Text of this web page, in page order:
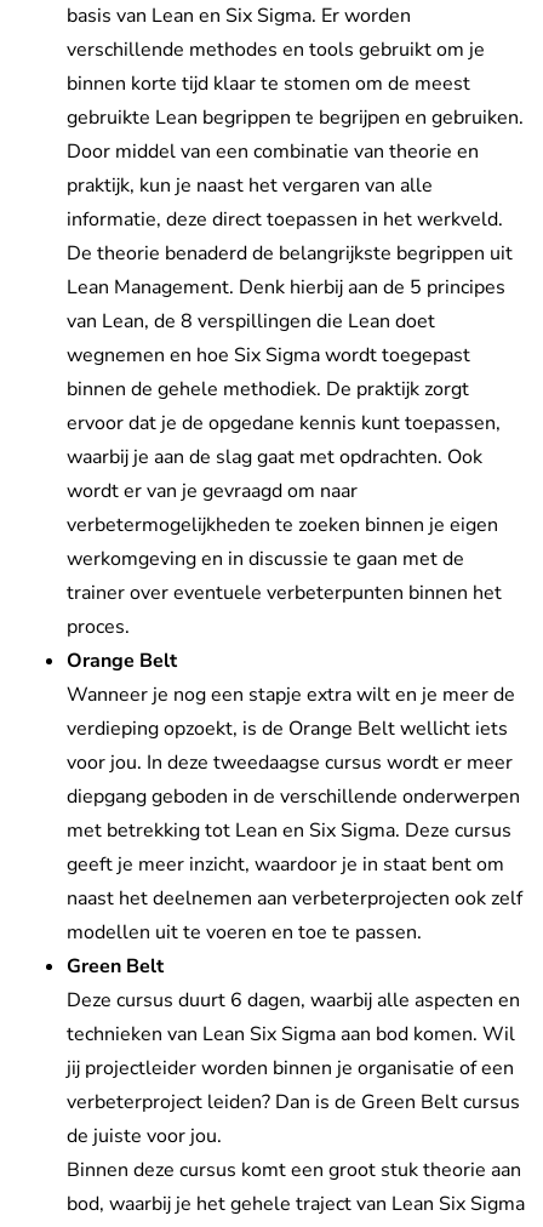
basis van Lean en Six Sigma. Er worden
verschillende methodes en tools gebruikt om je
binnen korte tijd klaar te stomen om de meest
gebruikte Lean begrippen te begrijpen en gebruiken.
Door middel van een combinatie van theorie en
praktijk, kun je naast het vergaren van alle
informatie, deze direct toepassen in het werkveld.
De theorie benaderd de belangrijkste begrippen uit
Lean Management. Denk hierbij aan de 5 principes
van Lean, de 8 verspillingen die Lean doet
wegnemen en hoe Six Sigma wordt toegepast
binnen de gehele methodiek. De praktijk zorgt
ervoor dat je de opgedane kennis kunt toepassen,
waarbij je aan de slag gaat met opdrachten. Ook
wordt er van je gevraagd om naar
verbetermogelijkheden te zoeken binnen je eigen
werkomgeving en in discussie te gaan met de
trainer over eventuele verbeterpunten binnen het
proces.
Orange Belt
Wanneer je nog een stapje extra wilt en je meer de
verdieping opzoekt, is de Orange Belt wellicht iets
voor jou. In deze tweedaagse cursus wordt er meer
diepgang geboden in de verschillende onderwerpen
met betrekking tot Lean en Six Sigma. Deze cursus
geeft je meer inzicht, waardoor je in staat bent om
naast het deelnemen aan verbeterprojecten ook zelf
modellen uit te voeren en toe te passen.
Green Belt
Deze cursus duurt 6 dagen, waarbij alle aspecten en
technieken van Lean Six Sigma aan bod komen. Wil
jij projectleider worden binnen je organisatie of een
verbeterproject leiden? Dan is de Green Belt cursus
de juiste voor jou.
Binnen deze cursus komt een groot stuk theorie aan
bod, waarbij je het gehele traject van Lean Six Sigma